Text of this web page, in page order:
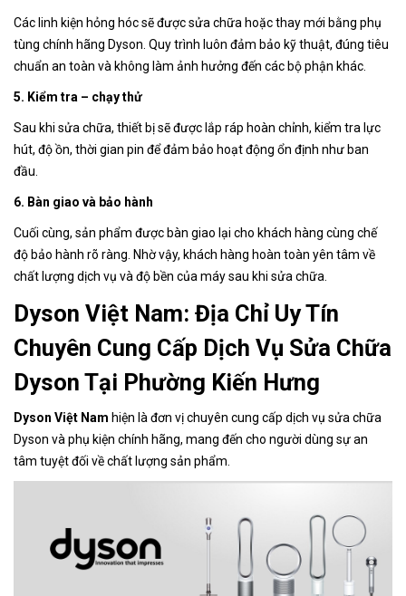
Các linh kiện hỏng hóc sẽ được sửa chữa hoặc thay mới bằng phụ
tùng chính hãng Dyson. Quy trình luôn đảm bảo kỹ thuật, đúng tiêu
chuẩn an toàn và không làm ảnh hưởng đến các bộ phận khác.
5. Kiểm tra – chạy thử
Sau khi sửa chữa, thiết bị sẽ được lắp ráp hoàn chỉnh, kiểm tra lực
hút, độ ồn, thời gian pin để đảm bảo hoạt động ổn định như ban
đầu.
6. Bàn giao và bảo hành
Cuối cùng, sản phẩm được bàn giao lại cho khách hàng cùng chế
độ bảo hành rõ ràng. Nhờ vậy, khách hàng hoàn toàn yên tâm về
chất lượng dịch vụ và độ bền của máy sau khi sửa chữa.
Dyson Việt Nam: Địa Chỉ Uy Tín
Chuyên Cung Cấp Dịch Vụ Sửa Chữa
Dyson Tại Phường Kiến Hưng
Dyson Việt Nam hiện là đơn vị chuyên cung cấp dịch vụ sửa chữa
Dyson và phụ kiện chính hãng, mang đến cho người dùng sự an
tâm tuyệt đối về chất lượng sản phẩm.